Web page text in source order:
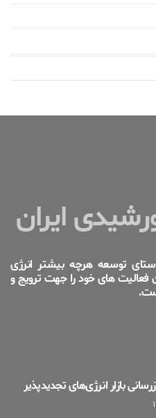
ایران
توسعه هرچه بیشتر انرژی
فعالیت های خود را جهت ترویج و
بازار انرژی‌های تجدیدپذیر